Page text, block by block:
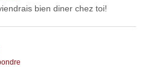
bien diner chez toi!